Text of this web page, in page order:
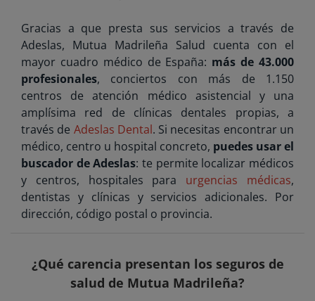
Gracias a que presta sus servicios a través de
Adeslas, Mutua Madrileña Salud cuenta con el
mayor cuadro médico de España: más de 43.000
profesionales, conciertos con más de 1.150
centros de atención médico asistencial y una
amplísima red de clínicas dentales propias, a
través de Adeslas Dental. Si necesitas encontrar un
médico, centro u hospital concreto, puedes usar el
buscador de Adeslas: te permite localizar médicos
y centros, hospitales para urgencias médicas,
dentistas y clínicas y servicios adicionales. Por
dirección, código postal o provincia.
¿Qué carencia presentan los seguros de
salud de Mutua Madrileña?